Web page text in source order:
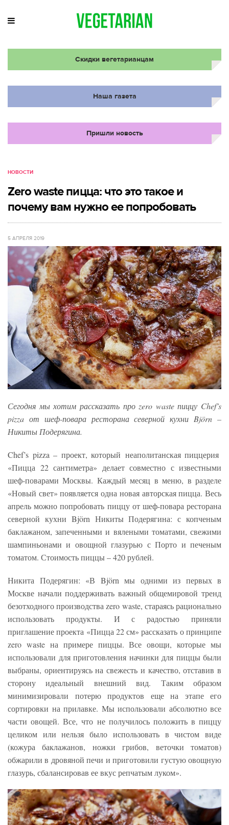
Скидки вегетарианцам
Наша газета
Пришли новость
НОВОСТИ
Zero waste пицца: что это такое и
почему вам нужно ее попробовать
5 АПРЕЛЯ 2019
Сегодня мы хотим рассказать про zero waste пиццу Chef’s
pizza от шеф-повара ресторана северной кухни Björn –
Никиты Подерягина.
Chef’s pizza – проект, который неаполитанская пиццерия
«Пицца 22 сантиметра» делает совместно с известными
шеф-поварами Москвы. Каждый месяц в меню, в разделе
«Новый свет» появляется одна новая авторская пицца. Весь
апрель можно попробовать пиццу от шеф-повара ресторана
северной кухни Björn Никиты Подерягина: с копченым
баклажаном, запеченными и вялеными томатами, свежими
шампиньонами и овощной глазурью с Порто и печеным
томатом. Стоимость пиццы – 420 рублей.
Никита Подерягин: «В Björn мы одними из первых в
Москве начали поддерживать важный общемировой тренд
безотходного производства zero waste, стараясь рационально
использовать продукты. И с радостью приняли
приглашение проекта «Пицца 22 см» рассказать о принципе
zero waste на примере пиццы. Все овощи, которые мы
использовали для приготовления начинки для пиццы были
выбраны, ориентируясь на свежесть и качество, отставив в
сторону идеальный внешний вид. Таким образом
минимизировали потерю продуктов еще на этапе его
сортировки на прилавке. Мы использовали абсолютно все
части овощей. Все, что не получилось положить в пиццу
целиком или нельзя было использовать в чистом виде
(кожура баклажанов, ножки грибов, веточки томатов)
обжарили в дровяной печи и приготовили густую овощную
глазурь, сбалансировав ее вкус репчатым луком».